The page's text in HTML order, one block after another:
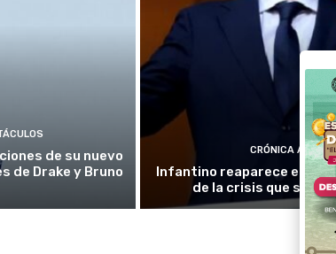
de su nuevo
de Drake y Bruno
CRÓNICA ACTIVA
Infantino reaparece en
de la crisis que